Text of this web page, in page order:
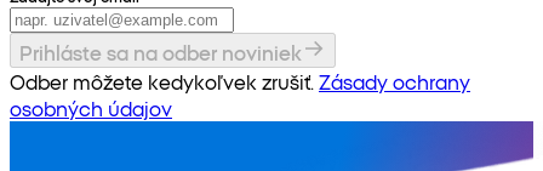
Prihláste sa na odber noviniek
Odber môžete kedykoľvek zrušiť. Zásady ochrany
osobných údajov